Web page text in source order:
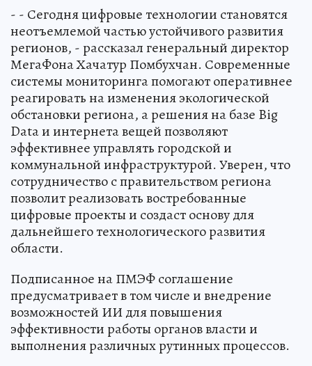
- - Сегодня цифровые технологии становятся
неотъемлемой частью устойчивого развития
регионов, - рассказал генеральный директор
МегаФона Хачатур Помбухчан. Современные
системы мониторинга помогают оперативнее
реагировать на изменения экологической
обстановки региона, а решения на базе Big
Data и интернета вещей позволяют
эффективнее управлять городской и
коммунальной инфраструктурой. Уверен, что
сотрудничество с правительством региона
позволит реализовать востребованные
цифровые проекты и создаст основу для
дальнейшего технологического развития
области.
Подписанное на ПМЭФ соглашение
предусматривает в том числе и внедрение
возможностей ИИ для повышения
эффективности работы органов власти и
выполнения различных рутинных процессов.